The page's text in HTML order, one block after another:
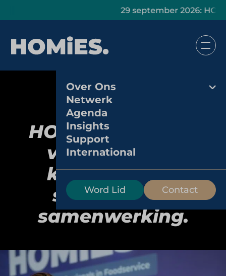
29 september 2026: HOMiES
Over Ons
Netwerk
Agenda
Insights
Support
International
Word Lid Contact
HOMiES en TIPPR
versterken de
krachten met
strategische
samenwerking.
De uitdagingen in de foodservice-industrie